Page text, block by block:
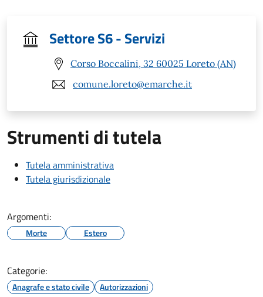
Settore S6 - Servizi
Corso Boccalini, 32 60025 Loreto (AN)
comune.loreto@emarche.it
Strumenti di tutela
Tutela amministrativa
Tutela giurisdizionale
Argomenti:
Morte Estero
Categorie:
Anagrafe e stato civile Autorizzazioni